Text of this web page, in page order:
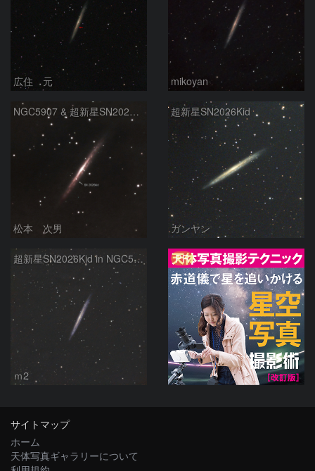
広住 元 mikoyan
NGC5907 & 超新星SN2026kid
松本 次男
超新星SN2026Kid
ガンヤン
超新星SN2026Kid in NGC5907
ｍ2
PR
サイトマップ
ホーム
天体写真ギャラリーについて